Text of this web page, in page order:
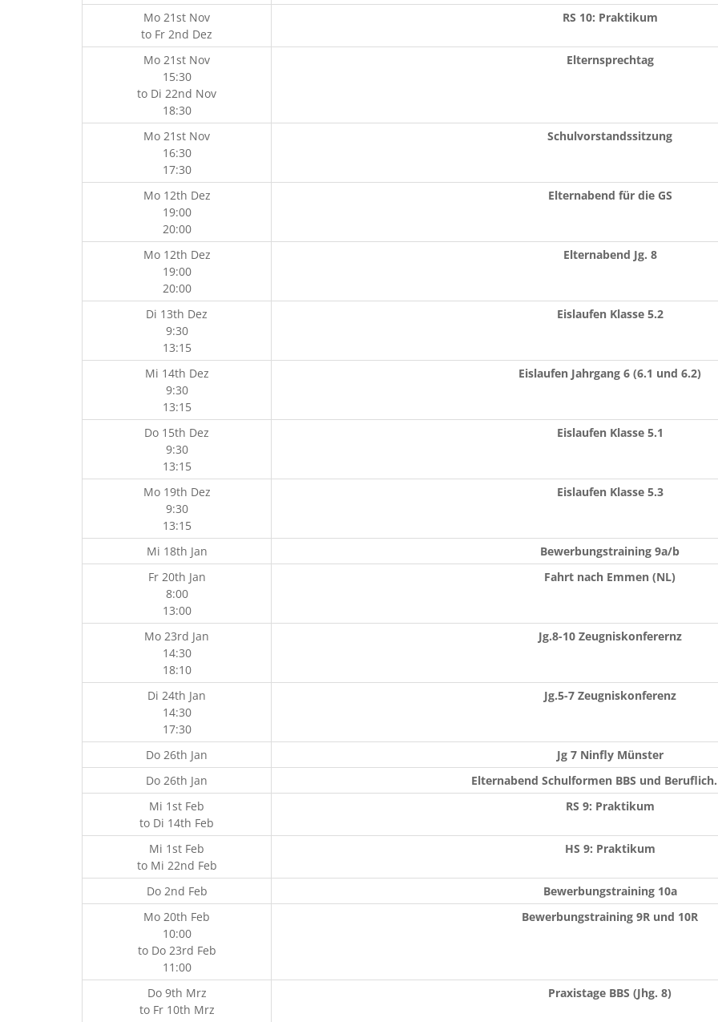
Mo 21st Nov
to Fr 2nd Dez
RS 10: Praktikum
Mo 21st Nov
15:30
to Di 22nd Nov
18:30
Elternsprechtag
Mo 21st Nov
16:30
17:30
Schulvorstandssitzung
Mo 12th Dez
19:00
20:00
Elternabend für die GS
Mo 12th Dez
19:00
20:00
Elternabend Jg. 8
Di 13th Dez
9:30
13:15
Eislaufen Klasse 5.2
Mi 14th Dez
9:30
13:15
Eislaufen Jahrgang 6 (6.1 und 6.2)
Do 15th Dez
9:30
13:15
Eislaufen Klasse 5.1
Mo 19th Dez
9:30
13:15
Eislaufen Klasse 5.3
Mi 18th Jan
Bewerbungstraining 9a/b
Fr 20th Jan
8:00
13:00
Fahrt nach Emmen (NL)
Mo 23rd Jan
14:30
18:10
Jg.8-10 Zeugniskonferernz
Di 24th Jan
14:30
17:30
Jg.5-7 Zeugniskonferenz
Do 26th Jan
Jg 7 Ninfly Münster
Do 26th Jan
Elternabend Schulformen BBS und
Mi 1st Feb
to Di 14th Feb
RS 9: Praktikum
Mi 1st Feb
to Mi 22nd Feb
HS 9: Praktikum
Do 2nd Feb
Bewerbungstraining 10a
Mo 20th Feb
10:00
to Do 23rd Feb
11:00
Bewerbungstraining 9R und 10R
Do 9th Mrz
to Fr 10th Mrz
Praxistage BBS (Jhg. 8)